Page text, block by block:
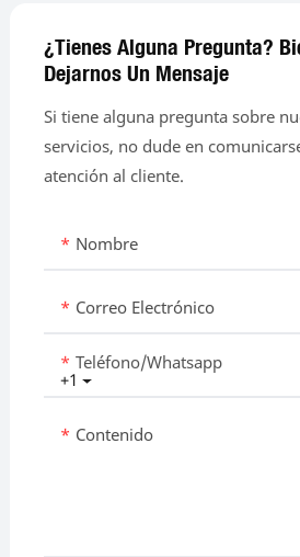
¿Tienes Alguna Pregunta?
Dejarnos Un Mensaje
Si tiene alguna pregunta sobre
servicios, no dude en
atención al cliente.
Nombre
Correo Electrónico
+1
Teléfono/whatsapp
Contenido